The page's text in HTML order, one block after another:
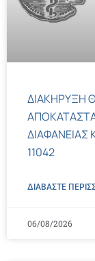
ΔΙΑΚΗΡΥΞΗ
ΔΙΑΦΑΝΕΙΑΣ
11042
ΔΙΑΒΑΣΤΕ
06/08/2026